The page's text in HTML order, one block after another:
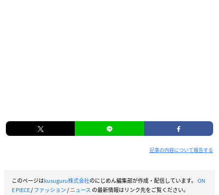
記事の内容について報告する
このページはkusuguru株式会社のにじめん編集部が作成・配信しています。 ON
E PIECE/ファッション/ニュース の最新情報はリンク先をご覧ください。